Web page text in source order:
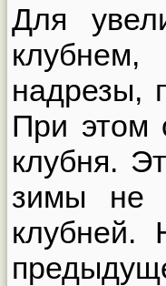
Для
надрезы,
При этом
клубня.
зимы не
клубней.